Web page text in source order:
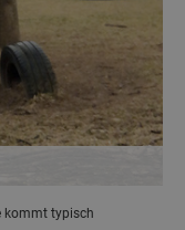
kommt typisch